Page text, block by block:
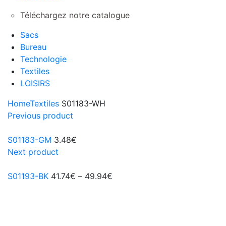
Téléchargez notre catalogue
Sacs
Bureau
Technologie
Textiles
LOISIRS
HomeTextiles S01183-WH
Previous product
S01183-GM 3.48€
Next product
S01193-BK 41.74€ – 49.94€